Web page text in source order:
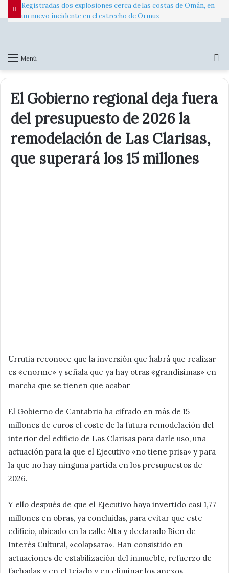
Registradas dos explosiones cerca de las costas de Omán, en
un nuevo incidente en el estrecho de Ormuz
Menú
El Gobierno regional deja fuera
del presupuesto de 2026 la
remodelación de Las Clarisas,
que superará los 15 millones
Urrutia reconoce que la inversión que habrá que realizar
es «enorme» y señala que ya hay otras «grandísimas» en
marcha que se tienen que acabar
El Gobierno de Cantabria ha cifrado en más de 15
millones de euros el coste de la futura remodelación del
interior del edificio de Las Clarisas para darle uso, una
actuación para la que el Ejecutivo «no tiene prisa» y para
la que no hay ninguna partida en los presupuestos de
2026.
Y ello después de que el Ejecutivo haya invertido casi 1,77
millones en obras, ya concluidas, para evitar que este
edificio, ubicado en la calle Alta y declarado Bien de
Interés Cultural, «colapsara». Han consistido en
actuaciones de estabilización del inmueble, refuerzo de